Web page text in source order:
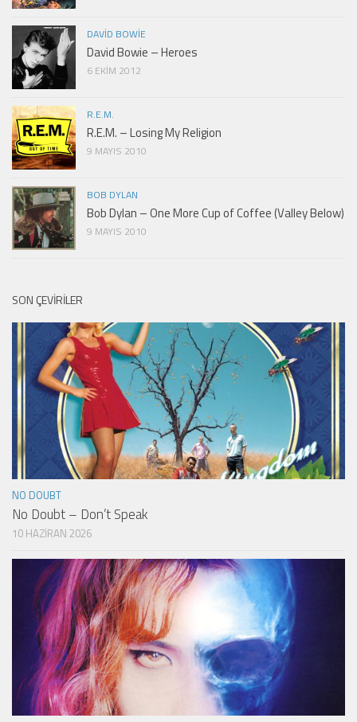
DAVID BOWIE
David Bowie – Heroes
6 EKIM 2012
R.E.M.
R.E.M. – Losing My Religion
9 MAYIS 2010
BOB DYLAN
Bob Dylan – One More Cup of Coffee (Valley Below)
9 MAYIS 2010
SON ÇEVIRILER
NO DOUBT
No Doubt – Don’t Speak
10 HAZIRAN 2026